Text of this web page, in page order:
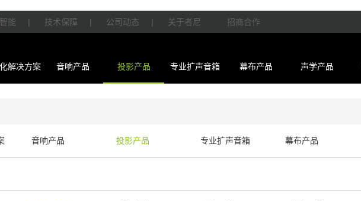
能 | 技术保障 | 公司动态 | 关于者尼 招商合作
解决方案 音响产品 投影产品 专业扩声音箱 幕布产品 声学产品
音响产品 投影产品 专业扩声音箱 幕布产品